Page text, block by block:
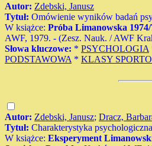
Autor: Zdebski, Janusz
Tytuł: Omówienie wyników badań
W książce: Próba Limanowska
AWF, 1979. - (Zesz. Nauk. / AWF
Słowa kluczowe: * PSYCHOLOGIA
PODSTAWOWA * KLASY
Autor: Zdebski, Janusz; Dracz,
Tytuł: Charakterystyka
W książce: Eksperyment